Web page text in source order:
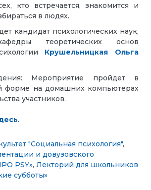
кто встречается, знакомится и
в людях.
кандидат психологических наук,
теоретических основ
Крушельницкая Ольга
Мероприятие пройдет в
форме на домашних компьютерах
участников.
.
"Социальная психология",
и довузовского
PSY», Лекторий для школьников
субботы»